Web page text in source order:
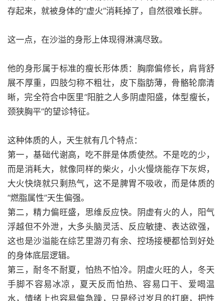
存起来，就被身体的“虚火”消耗掉了，自然很难长胖。
这一点，在沙溢的身形上体现得淋漓尽致。
他的身形属于标准的瘦长形体质：胸廓偏修长，肩背舒
展不厚重，四肢匀称不粗壮，皮下脂肪薄，骨骼轮廓清
晰，完全符合中医里“阳脏之人多阴虚阳盛，体型瘦长，
颈狭胸平”的望诊特征。
这种体质的人，天生就有几个特点：
第一，基础代谢高，吃不胖是体质使然。不是吃的少，
而是消耗大，就像同样的柴火，小火慢烧能存下灰烬，
大火快烧就只剩热气，这不是脾胃不吸收，而是体质的
“燃脂属性”天生偏强。
第二，精力偏旺盛，思维反应快。阴虚有火的人，阳气
浮越但不外泄，大多头脑灵活、反应敏捷、表达欲强，
这也是沙溢能在综艺里游刃有余、控场接梗都恰到好处
的身体底层逻辑。
第三，耐冬不耐夏，怕热不怕冷。阴虚火旺的人，冬天
手脚不容易冰凉，夏天反而怕热、容易口干、爱喝温
水，情绪上也容易偏急躁，只是经过岁月的打磨，把性